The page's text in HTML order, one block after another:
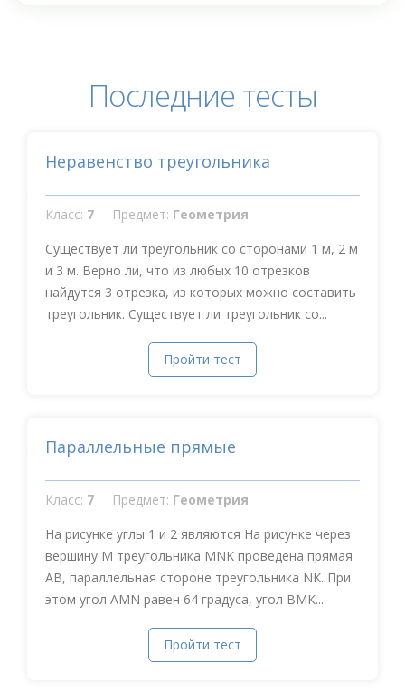
Последние тесты
Неравенство треугольника
Класс: 7 Предмет: Геометрия
Существует ли треугольник со сторонами 1 м, 2 м
и 3 м. Верно ли, что из любых 10 отрезков
найдутся 3 отрезка, из которых можно составить
треугольник. Существует ли треугольник со...
Пройти тест
Параллельные прямые
Класс: 7 Предмет: Геометрия
На рисунке углы 1 и 2 являются На рисунке через
вершину М треугольника MNK проведена прямая
АВ, параллельная стороне треугольника NK. При
этом угол АMN равен 64 градуса, угол ВМК...
Пройти тест